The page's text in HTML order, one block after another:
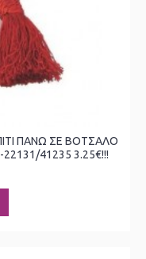
ΠΑΝΩ ΣΕ ΒΟΤΣΑΛΟ
22131/41235 3.25€!!!